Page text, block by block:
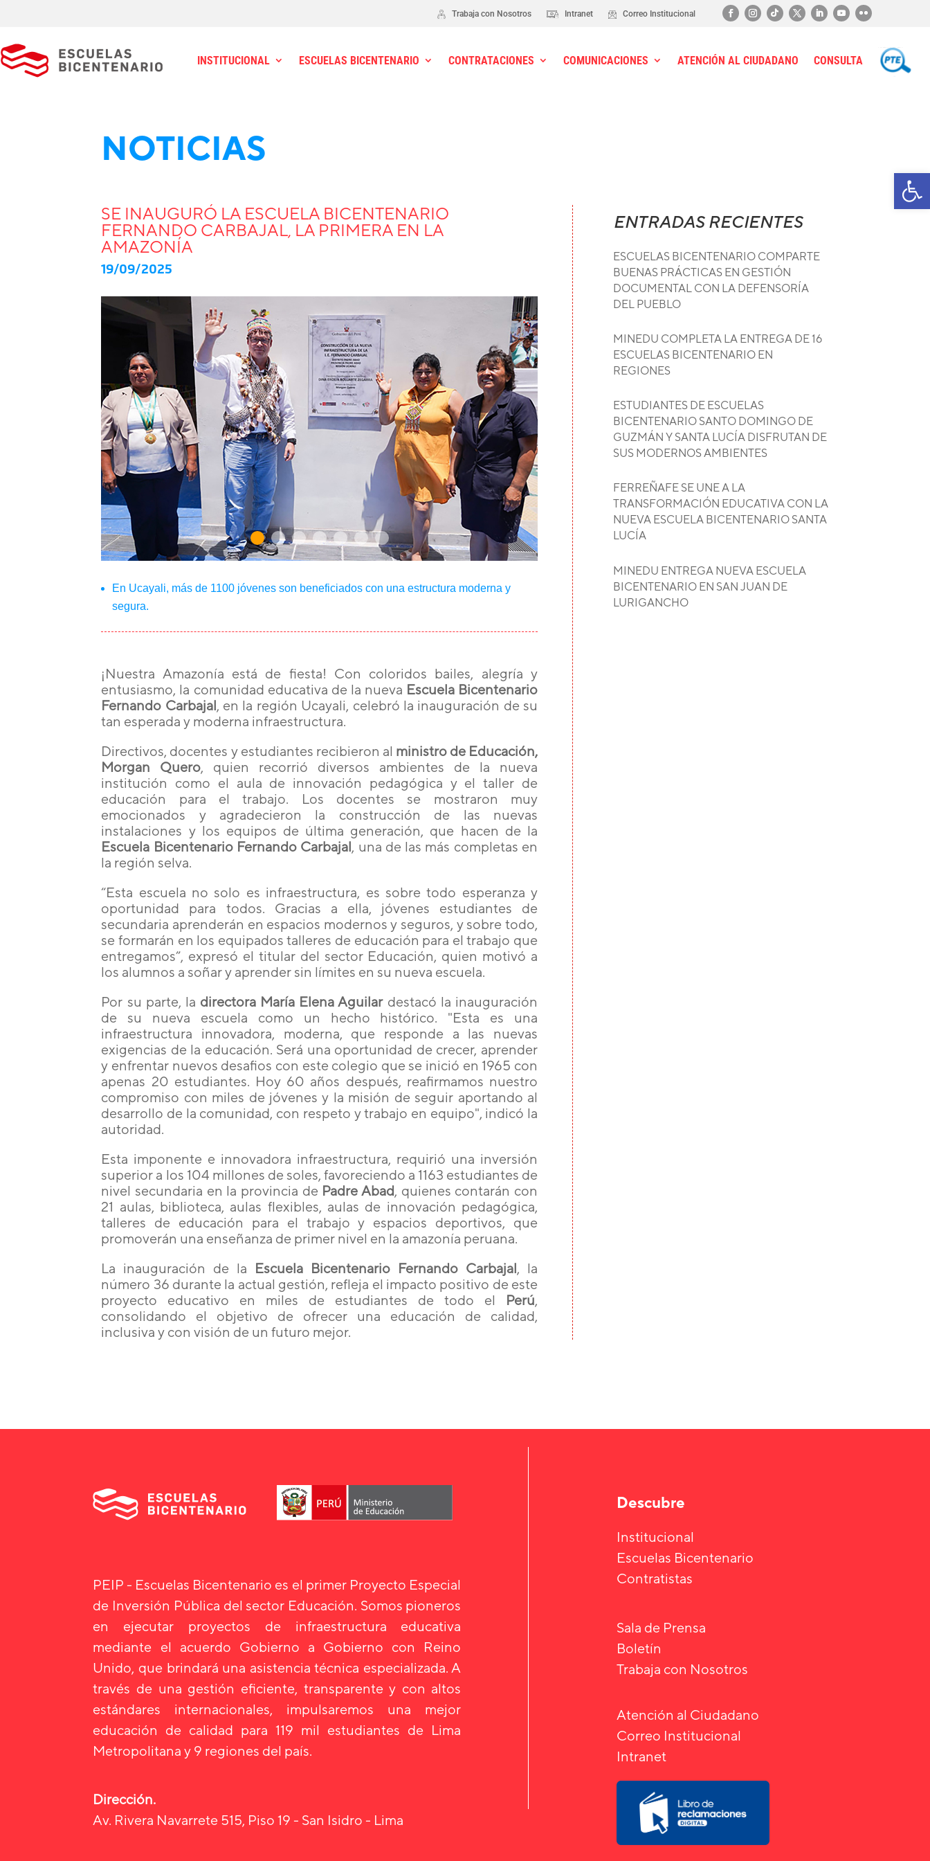
Trabaja con Nosotros Intranet Correo Institucional
INSTITUCIONAL ESCUELAS BICENTENARIO CONTRATACIONES COMUNICACIONES ATENCIÓN AL CIUDADANO CONSULTA PTE
NOTICIAS
SE INAUGURÓ LA ESCUELA BICENTENARIO
FERNANDO CARBAJAL, LA PRIMERA EN LA
AMAZONÍA
19/09/2025
En Ucayali, más de 1100 jóvenes son beneficiados con una estructura moderna y
segura.
¡Nuestra Amazonía está de fiesta! Con coloridos bailes, alegría y
entusiasmo, la comunidad educativa de la nueva Escuela Bicentenario
Fernando Carbajal, en la región Ucayali, celebró la inauguración de su
tan esperada y moderna infraestructura.
Directivos, docentes y estudiantes recibieron al ministro de Educación,
Morgan Quero, quien recorrió diversos ambientes de la nueva
institución como el aula de innovación pedagógica y el taller de
educación para el trabajo. Los docentes se mostraron muy
emocionados y agradecieron la construcción de las nuevas
instalaciones y los equipos de última generación, que hacen de la
Escuela Bicentenario Fernando Carbajal, una de las más completas en
la región selva.
“Esta escuela no solo es infraestructura, es sobre todo esperanza y
oportunidad para todos. Gracias a ella, jóvenes estudiantes de
secundaria aprenderán en espacios modernos y seguros, y sobre todo,
se formarán en los equipados talleres de educación para el trabajo que
entregamos”, expresó el titular del sector Educación, quien motivó a
los alumnos a soñar y aprender sin límites en su nueva escuela.
Por su parte, la directora María Elena Aguilardestacó la inauguración
de su nueva escuela como un hecho histórico. "Esta es una
infraestructura innovadora, moderna, que responde a las nuevas
exigencias de la educación. Será una oportunidad de crecer, aprender
y enfrentar nuevos desafios con este colegio que se inició en 1965 con
apenas 20 estudiantes. Hoy 60 años después, reafirmamos nuestro
compromiso con miles de jóvenes y la misión de seguir aportando al
desarrollo de la comunidad, con respeto y trabajo en equipo", indicó la
autoridad.
Esta imponente e innovadora infraestructura, requirió una inversión
superior a los 104 millones de soles, favoreciendo a 1163 estudiantes de
nivel secundaria en la provincia de Padre Abad, quienes contarán con
21 aulas, biblioteca, aulas flexibles, aulas de innovación pedagógica,
talleres de educación para el trabajo y espacios deportivos, que
promoverán una enseñanza de primer nivel en la amazonía peruana.
La inauguración de la Escuela Bicentenario Fernando Carbajal, la
número 36 durante la actual gestión, refleja el impacto positivo de este
proyecto educativo en miles de estudiantes de todo el Perú,
consolidando el objetivo de ofrecer una educación de calidad,
inclusiva y con visión de un futuro mejor.
ENTRADAS RECIENTES
ESCUELAS BICENTENARIO COMPARTE
BUENAS PRÁCTICAS EN GESTIÓN
DOCUMENTAL CON LA DEFENSORÍA
DEL PUEBLO
MINEDU COMPLETA LA ENTREGA DE 16
ESCUELAS BICENTENARIO EN
REGIONES
ESTUDIANTES DE ESCUELAS
BICENTENARIO SANTO DOMINGO DE
GUZMÁN Y SANTA LUCÍA DISFRUTAN DE
SUS MODERNOS AMBIENTES
FERREÑAFE SE UNE A LA
TRANSFORMACIÓN EDUCATIVA CON LA
NUEVA ESCUELA BICENTENARIO SANTA
LUCÍA
MINEDU ENTREGA NUEVA ESCUELA
BICENTENARIO EN SAN JUAN DE
LURIGANCHO
PEIP - Escuelas Bicentenario es el primer Proyecto Especial
de Inversión Pública del sector Educación. Somos pioneros
en ejecutar proyectos de infraestructura educativa
mediante el acuerdo Gobierno a Gobierno con Reino
Unido, que brindará una asistencia técnica especializada. A
través de una gestión eficiente, transparente y con altos
estándares internacionales, impulsaremos una mejor
educación de calidad para 119 mil estudiantes de Lima
Metropolitana y 9 regiones del país.
Dirección.
Av. Rivera Navarrete 515, Piso 19 - San Isidro - Lima
Descubre
Institucional
Escuelas Bicentenario
Contratistas
Sala de Prensa
Boletín
Trabaja con Nosotros
Atención al Ciudadano
Correo Institucional
Intranet